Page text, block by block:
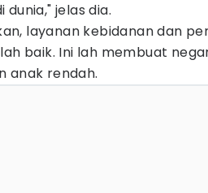
jelas dia.
layanan kebidanan dan
baik. Ini lah membuat
anak rendah.